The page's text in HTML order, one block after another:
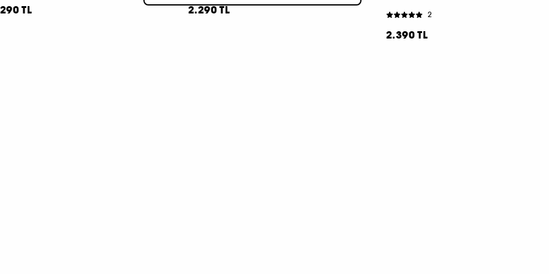
TL 2.290 TL 2
2.390 TL